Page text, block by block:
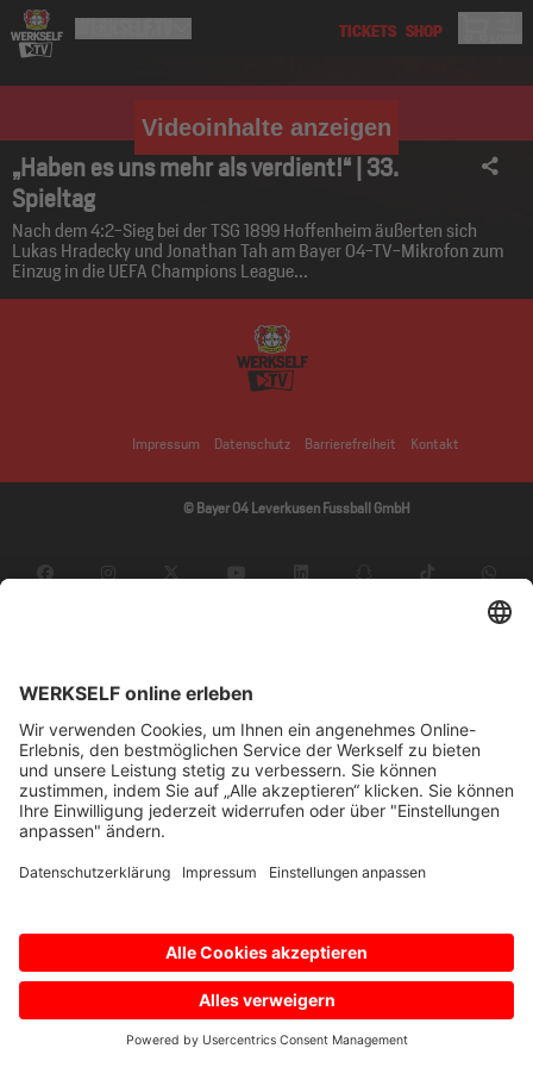
Videoinhalte anzeigen
„Haben es uns mehr als verdient!“ | 33.
Spieltag
Nach dem 4:2-Sieg bei der TSG 1899 Hoffenheim äußerten sich
Lukas Hradecky und Jonathan Tah am Bayer 04-TV-Mikrofon zum
Einzug in die UEFA Champions League...
Impressum Datenschutz Barrierefreiheit Kontakt
© Bayer 04 Leverkusen Fussball GmbH